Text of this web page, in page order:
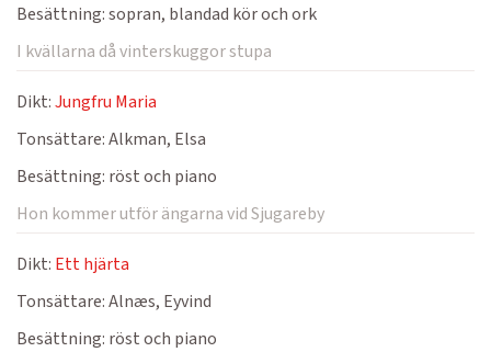
Besättning:sopran, blandad kör och ork
I kvällarna då vinterskuggor stupa
Dikt:Jungfru Maria
Tonsättare:Alkman, Elsa
Besättning: röst och piano
Hon kommer utför ängarna vid Sjugareby
Dikt: Ett hjärta
Tonsättare:Alnæs, Eyvind
Besättning: röst och piano